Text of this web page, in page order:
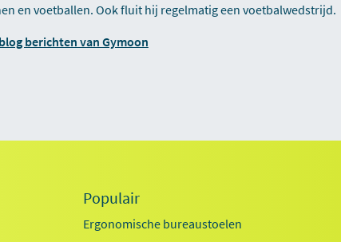
en voetballen. Ook fluit hij regelmatig een voetbalwedstrijd.
berichten van Gymoon
Populair
Ergonomische bureaustoelen